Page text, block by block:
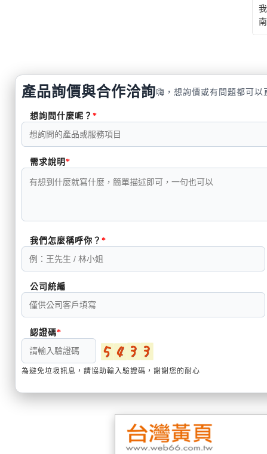
產品詢價與合作洽詢嗨，想詢價或有問題都可
想詢問什麼呢？
需求說明
我們怎麼稱呼你？
公司統編
認證碼
為避免垃圾訊息，請協助輸入驗證碼，謝謝您的耐心